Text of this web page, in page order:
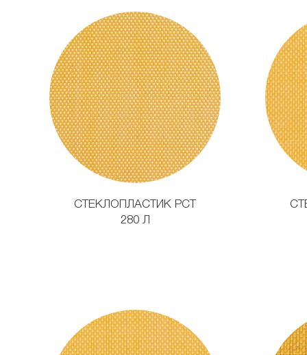
СТЕКЛОПЛАСТИК РСТ
280 Л